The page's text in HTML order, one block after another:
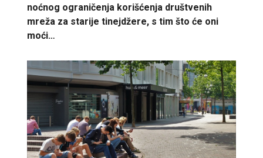
noćnog ograničenja korišćenja društvenih
mreža za starije tinejdžere, s tim što će oni
moći…